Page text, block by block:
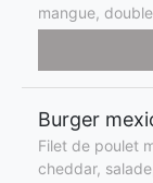
mangue,
Burger
Filet de poulet
cheddar,